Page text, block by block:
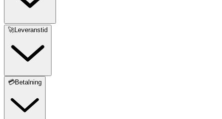
🚀Leveranstid
💳Betalning